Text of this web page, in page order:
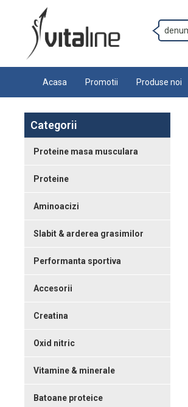
Acasa Promotii Produse noi
Categorii
Proteine masa musculara
Proteine
Aminoacizi
Slabit & arderea grasimilor
Performanta sportiva
Accesorii
Creatina
Oxid nitric
Vitamine & minerale
Batoane proteice